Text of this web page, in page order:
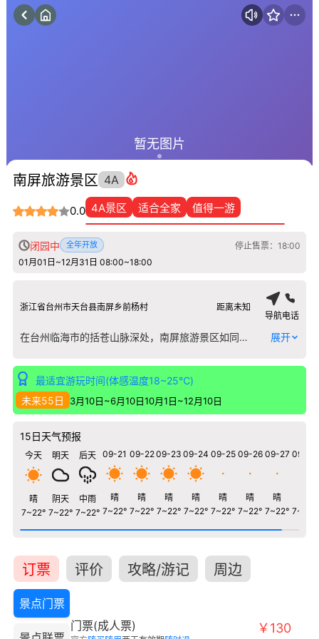
暂无图片
南屏旅游景区 4A
0.0 4A景区 适合全家 值得一游
闭园中 全年开放
停止售票：18:00
01月01日~12月31日 08:00~18:00
浙江省台州市天台县南屏乡前杨村
距离未知
导航电话
在台州临海市的括苍山脉深处，南屏旅游景区如同一幅被时光浸染的淡彩水墨画。这里并非以奇峰险壑夺人眼球，而是以绵延十里的红枫古道闻名遐迩。每当深秋时节，古道两侧近三千株百年枫香与鸡爪槭次第染金转红，形成一条蜿蜒于山脊的火焰长廊，阳光透过斑斓的叶隙洒在卵石路上，光影流动如碎金铺地。 景区核心的南屏山拥有浙东地区保存最完好的低海拔常绿阔叶林生态系统，春末满山杜鹃似霞，盛夏竹林涌起碧波，冬季雾凇凝结成玉树琼枝。最具特色的是山顶观景台，可同时俯瞰三门湾、台州湾、乐清湾三湾交汇的独特海景，山海相接处云涛翻涌，形成“山海屏风”的奇观。十八潭瀑布群在雨季奏响自然交响，其中龙潭瀑落差达八十余米，水雾中常现彩虹横跨峡谷。 这里适合喜静不喜闹的旅行者，沿着青苔斑驳的石阶缓步而上，能在古树虬枝间听见千年驿道的历史回响，于观海平台上感受山海相依的磅礴气象。 展开
最适宜游玩时间(体感温度18~25℃)
未来55日
3月10日~6月10日10月1日~12月10日
15日天气预报
今天
晴
7~22°
明天
阴天
7~22°
后天
中雨
7~22°
09-21
晴
7~22°
09-22
晴
7~22°
09-23
晴
7~22°
09-24
晴
7~22°
09-25
晴
7~22°
09-26
晴
7~22°
09-27
晴
7~22°
09-28
7~22°
订票 评价 攻略/游记 周边
景点门票
门票(成人票) ￥130